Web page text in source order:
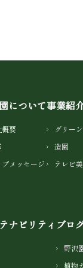
について
要
メッセージ
事業紹
グリー
造園
テレビ
ナビリティ ブロ
野沢
植物